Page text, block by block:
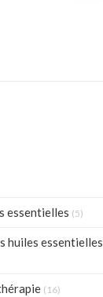
essentielles (5)
huiles essentielles
(16)